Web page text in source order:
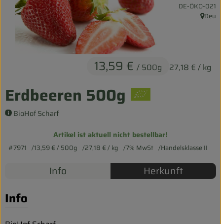
Entspannt durch die FERIEN
Obst & Gemüse
Vorratskammer
Getränke
Biohof erleben
Biokorb so geht`s
Erdbeeren 500g
BioHof Scharf
13,59 € / 500g 27,18 € / kg
, Kontrollstelle:
DE-ÖKO-021
,Deu
Artikel ist aktuell nicht bestellbar!
#7971 13,59 €/ 500g 27,18 €/ kg 7% MwSt Handelsklasse II
Info Herkunft
Info